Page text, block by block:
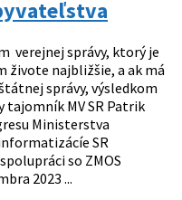
verejnej správy, ktorý je
živote najbližšie, a ak má
správy, výsledkom
tajomník MV SR Patrik
Ministerstva
SR
so ZMOS
2023 ...